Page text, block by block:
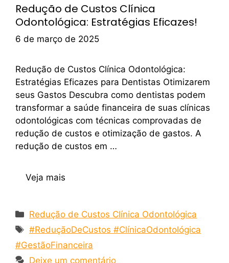
Redução de Custos Clínica
Odontológica: Estratégias Eficazes!
6 de março de 2025
Redução de Custos Clínica Odontológica:
Estratégias Eficazes para Dentistas Otimizarem
seus Gastos Descubra como dentistas podem
transformar a saúde financeira de suas clínicas
odontológicas com técnicas comprovadas de
redução de custos e otimização de gastos. A
redução de custos em …
Veja mais
Redução de Custos Clínica Odontológica
#ReduçãoDeCustos #ClínicaOdontológica
#GestãoFinanceira
Deixe um comentário